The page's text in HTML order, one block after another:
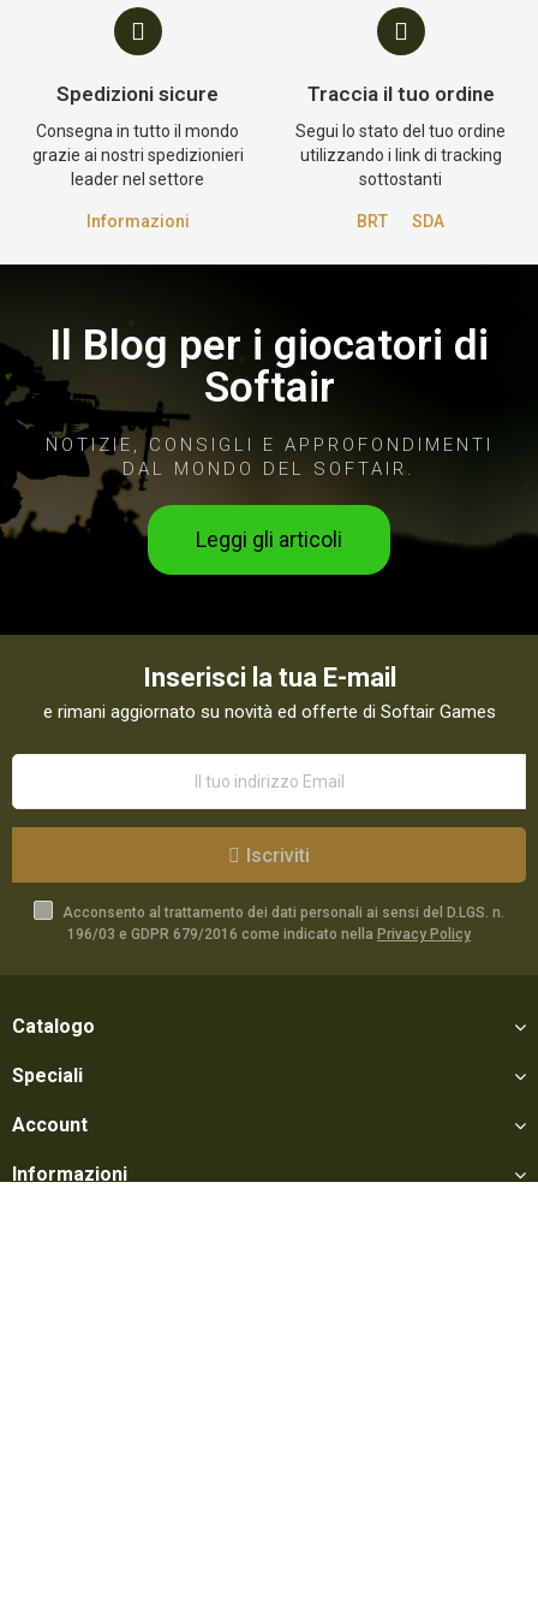
Spedizioni sicure
Consegna in tutto il mondo
grazie ai nostri spedizionieri
leader nel settore
Informazioni
Traccia il tuo ordine
Segui lo stato del tuo ordine
utilizzando i link di tracking
sottostanti
BRT SDA
Il Blog per i giocatori di
Softair
NOTIZIE, CONSIGLI E APPROFONDIMENTI
DAL MONDO DEL SOFTAIR.
Leggi gli articoli
Inserisci la tua E-mail
e rimani aggiornato su novità ed offerte di Softair Games
Iscriviti
Acconsento al trattamento dei dati personali ai sensi del D.LGS. n.
196/03 e GDPR 679/2016 come indicato nella Privacy Policy
Catalogo
Speciali
Account
Informazioni